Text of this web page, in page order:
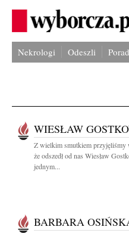
Nekrologi Odeszli
WIESŁAW
Z wielkim smutkiem przyjęliśmy
że odszedł od nas Wiesław
jednym...
BARBARA